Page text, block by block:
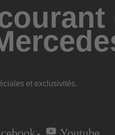
et exclusivités.
Youtube